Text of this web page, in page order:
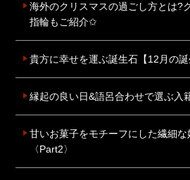
海外のクリスマスの過ごし方とは?
指輪もご紹介✩
貴方に幸せを運ぶ誕生石【12月の誕
縁起の良い日&語呂合わせで選ぶ入
甘いお菓子をモチーフにした繊細
〈Part2〉